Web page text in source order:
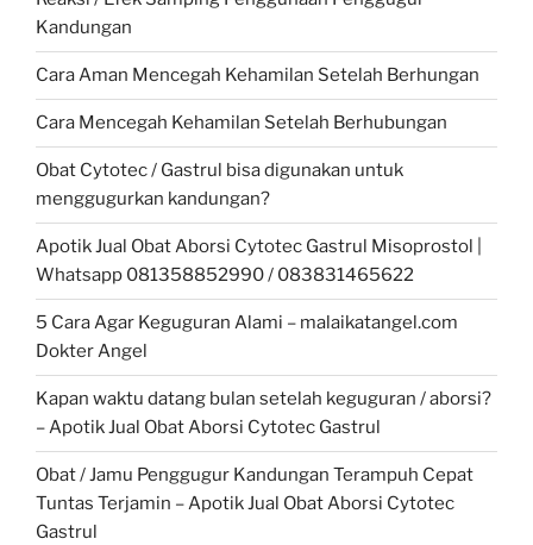
Kandungan
Cara Aman Mencegah Kehamilan Setelah Berhungan
Cara Mencegah Kehamilan Setelah Berhubungan
Obat Cytotec / Gastrul bisa digunakan untuk
menggugurkan kandungan?
Apotik Jual Obat Aborsi Cytotec Gastrul Misoprostol |
Whatsapp 081358852990 / 083831465622
5 Cara Agar Keguguran Alami – malaikatangel.com
Dokter Angel
Kapan waktu datang bulan setelah keguguran / aborsi?
– Apotik Jual Obat Aborsi Cytotec Gastrul
Obat / Jamu Penggugur Kandungan Terampuh Cepat
Tuntas Terjamin – Apotik Jual Obat Aborsi Cytotec
Gastrul